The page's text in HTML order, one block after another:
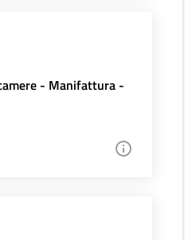
- Manifattura -